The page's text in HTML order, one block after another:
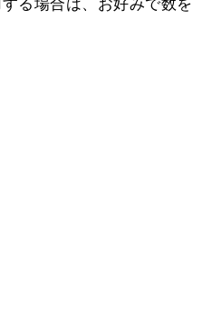
る場合は、お好みで数を